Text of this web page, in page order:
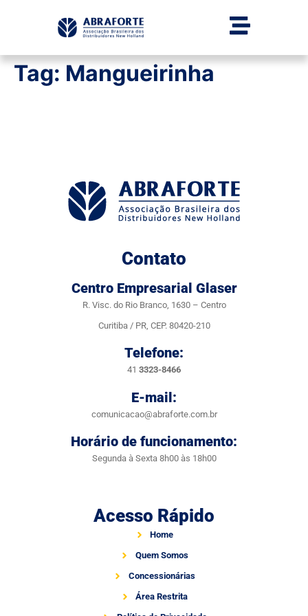
Tag: Mangueirinha
Contato
Centro Empresarial Glaser
R. Visc. do Rio Branco, 1630 – Centro
Curitiba / PR, CEP. 80420-210
Telefone:
41 3323-8466
E-mail:
comunicacao@abraforte.com.br
Horário de funcionamento:
Segunda à Sexta 8h00 às 18h00
Acesso Rápido
Home
Quem Somos
Concessionárias
Área Restrita